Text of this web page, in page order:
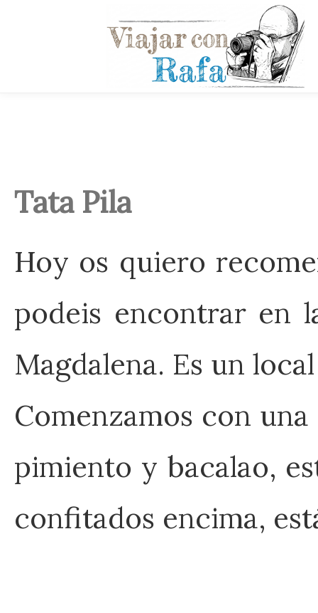
Tata Pila
Hoy os quiero
podeis encontrar en
Magdalena. Es un
Comenzamos con
pimiento y bacalao,
confitados encima,